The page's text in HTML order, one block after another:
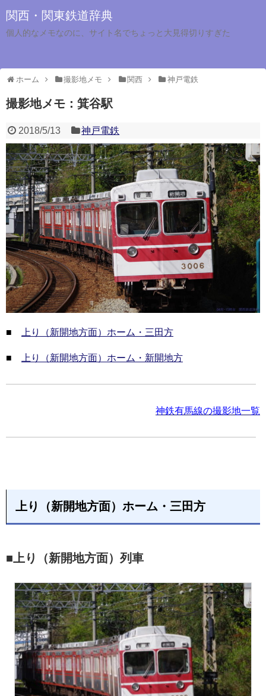
関西・関東鉄道辞典
個人的なメモなのに、サイト名でちょっと大見得切りすぎた
ホーム 撮影地メモ 関西 神戸電鉄
撮影地メモ：箕谷駅
2018/5/13 神戸電鉄
■ 上り（新開地方面）ホーム・三田方
■ 上り（新開地方面）ホーム・新開地方
神鉄有馬線の撮影地一覧
上り（新開地方面）ホーム・三田方
■上り（新開地方面）列車